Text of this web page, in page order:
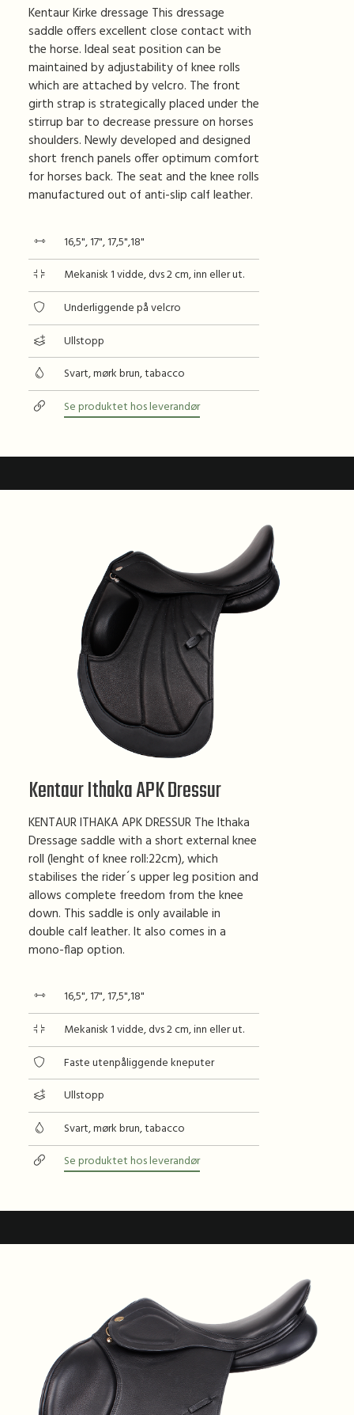
Kentaur Kirke dressage This dressage
saddle offers excellent close contact with
the horse. Ideal seat position can be
maintained by adjustability of knee rolls
which are attached by velcro. The front
girth strap is strategically placed under the
stirrup bar to decrease pressure on horses
shoulders. Newly developed and designed
short french panels offer optimum comfort
for horses back. The seat and the knee rolls
manufactured out of anti-slip calf leather.
16,5", 17", 17,5",18"
Mekanisk 1 vidde, dvs 2 cm, inn eller ut.
Underliggende på velcro
Ullstopp
Svart, mørk brun, tabacco
Se produktet hos leverandør
Kentaur Ithaka APK Dressur
KENTAUR ITHAKA APK DRESSUR The Ithaka
Dressage saddle with a short external knee
roll (lenght of knee roll:22cm), which
stabilises the rider´s upper leg position and
allows complete freedom from the knee
down. This saddle is only available in
double calf leather. It also comes in a
mono-flap option.
16,5", 17", 17,5",18"
Mekanisk 1 vidde, dvs 2 cm, inn eller ut.
Faste utenpåliggende kneputer
Ullstopp
Svart, mørk brun, tabacco
Se produktet hos leverandør